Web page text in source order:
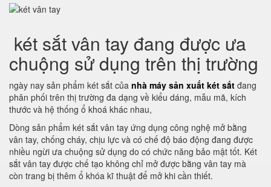
két sắt vân tay đang được ưa
chuộng sử dụng trên thị trường
ngày nay sản phẩm két sắt của nhà máy sản xuất két sắt đang
phân phối trên thị trường đa dạng về kiểu dáng, mẫu mã, kích
thước và hệ thống ổ khoá khác nhau,
Dòng sản phẩm két sắt vân tay ứng dụng công nghệ mở bằng
vân tay, chống cháy, chịu lực và có chế độ báo động đang được
nhiều ngừi ưa chuộng sử dụng do có chức năng bảo mật tốt. Két
sắt vân tay được chế tạo không chỉ mở được bằng vân tay mà
còn trang bị thêm ổ khóa kĩ thuật để mở khi cần thiết.